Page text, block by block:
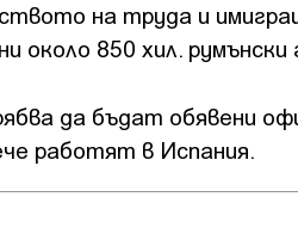
на труда и
около 850 хил. румънски
да бъдат обявени
работят в Испания.